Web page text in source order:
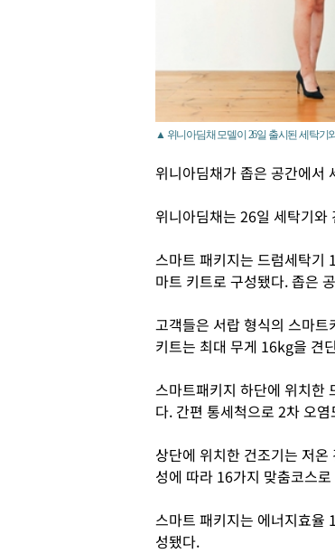
▲ 위니아딤채 모델이 26일 출시된 세탁기
위니아딤채가 좁은 공간에서
위니아딤채는 26일 세탁기와
스마트 패키지는 드럼세탁기
마트 키트로 구성됐다. 좁은
고객들은 서랍 형식의 스마
키트는 최대 무게 16kg을 견
스마트패키지 하단에 위치한
다. 간편 통세척으로 2차 오
상단에 위치한 건조기는 저
성에 따라 16가지 맞춤코스
스마트 패키지는 에너지효율
성됐다.